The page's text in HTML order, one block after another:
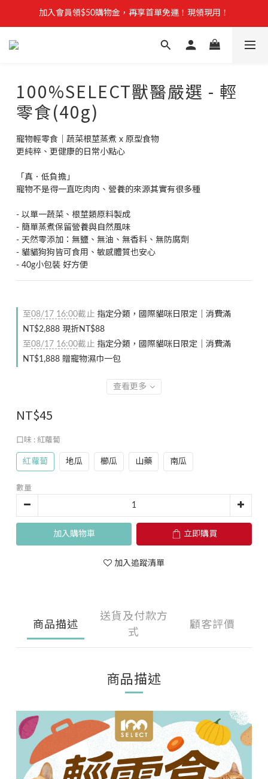
【安心聲明】 獸研所全品項未使用問題油品，點我看詳情 →
加入會員領$50購物金，再享首單免運！現領現用！
加入官方LINE，優惠不錯過！
100%SELECT獸醫嚴選 - 輕
零食(40g)
寵物輕零食｜蔬菜根莖蒸煮 x 原型食物
更純粹、更健康的日常小點心
「真．低負擔」
寵物不是得一直吃肉肉、營養的來源其實有很多種
- 以單一蔬菜、根莖類原料製成
- 簡單蒸煮保留營養與自然風味
- 天然零添加：無鹽、無油、無香料、無防腐劑
- 貓貓狗狗皆可食用、敏感體質也安心
- 40g小包裝 好方便
至08/17 16:00截止 指定分類，國際貓咪日限定｜消費滿
NT$2,888 現折NT$88
至08/17 16:00截止 指定分類，國際貓咪日限定｜消費滿
NT$1,888 贈寵物濕巾一包
查看更多
NT$45
口味 : 紅蘿蔔
紅蘿蔔 地瓜 櫛瓜 山藥 南瓜
數量
加入購物車 立即購買
加入追蹤清單
商品描述
送貨及付款方
式
顧客評價
商品描述